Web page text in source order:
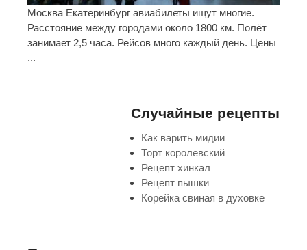
Москва Екатеринбург авиабилеты ищут многие.
Расстояние между городами около 1800 км. Полёт
занимает 2,5 часа. Рейсов много каждый день. Цены
...
Случайные рецепты
Как варить мидии
Торт королевский
Рецепт хинкал
Рецепт пышки
Корейка свиная в духовке